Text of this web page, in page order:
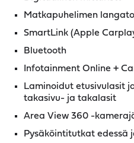
Matkapuhelimen
SmartLink (Apple
Bluetooth
Infotainment Online +
Laminoidut etusivulasit
takasivu- ja takalasit
Area View 360 -
Pysäköintitutkat edessä